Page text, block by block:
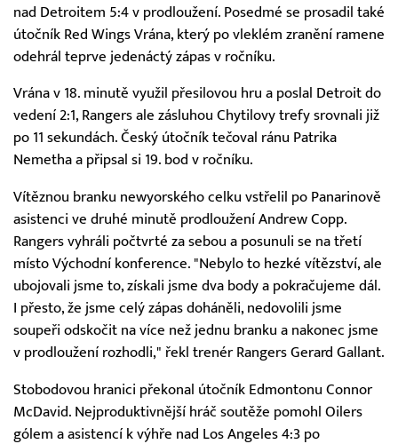
nad Detroitem 5:4 v prodloužení. Posedmé se prosadil také
útočník Red Wings Vrána, který po vleklém zranění ramene
odehrál teprve jedenáctý zápas v ročníku.
Vrána v 18. minutě využil přesilovou hru a poslal Detroit do
vedení 2:1, Rangers ale zásluhou Chytilovy trefy srovnali již
po 11 sekundách. Český útočník tečoval ránu Patrika
Nemetha a připsal si 19. bod v ročníku.
Vítěznou branku newyorského celku vstřelil po Panarinově
asistenci ve druhé minutě prodloužení Andrew Copp.
Rangers vyhráli počtvrté za sebou a posunuli se na třetí
místo Východní konference. "Nebylo to hezké vítězství, ale
ubojovali jsme to, získali jsme dva body a pokračujeme dál.
I přesto, že jsme celý zápas doháněli, nedovolili jsme
soupeři odskočit na více než jednu branku a nakonec jsme
v prodloužení rozhodli," řekl trenér Rangers Gerard Gallant.
Stobodovou hranici překonal útočník Edmontonu Connor
McDavid. Nejproduktivnější hráč soutěže pomohl Oilers
gólem a asistencí k výhře nad Los Angeles 4:3 po